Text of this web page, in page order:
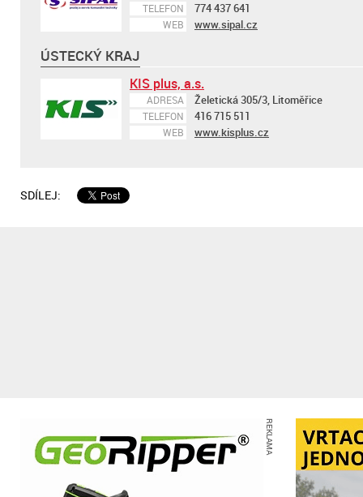
TELEFON 774 437 641
WEB www.sipal.cz
ÚSTECKÝ KRAJ
KIS plus, a.s.
ADRESA Želetická 305/3, Litoměřice
TELEFON 416 715 511
WEB www.kisplus.cz
SDÍLEJ:
REKLAMA